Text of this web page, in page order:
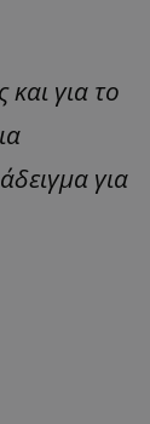
για το
για